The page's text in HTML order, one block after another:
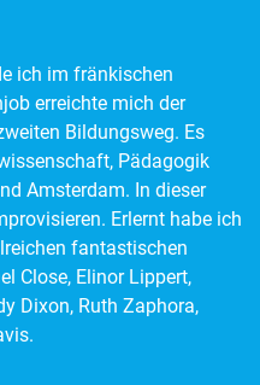
ich im fränkischen
erreichte mich der
Bildungsweg. Es
Pädagogik
Amsterdam. In dieser
Erlernt habe ich
fantastischen
Close, Elinor Lippert,
Dixon, Ruth Zaphora,